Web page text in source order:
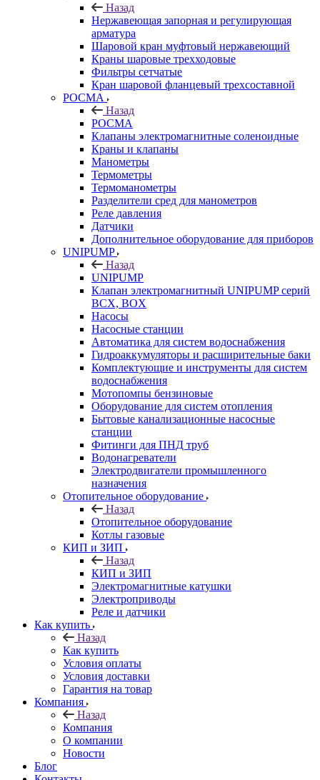
Назад
Нержавеющая запорная и регулирующая
арматура
Шаровой кран муфтовый нержавеющий
Краны шаровые трехходовые
Фильтры сетчатые
Кран шаровой фланцевый трехсоставной
РОСМА
Назад
РОСМА
Клапаны электромагнитные соленоидные
Краны и клапаны
Манометры
Термометры
Термоманометры
Разделители сред для манометров
Реле давления
Датчики
Дополнительное оборудование для приборов
UNIPUMP
Назад
UNIPUMP
Клапан электромагнитный UNIPUMP серий
BCX, BOX
Насосы
Насосные станции
Автоматика для систем водоснабжения
Гидроаккумуляторы и расширительные баки
Комплектующие и инструменты для систем
водоснабжения
Мотопомпы бензиновые
Оборудование для систем отопления
Бытовые канализационные насосные
станции
Фитинги для ПНД труб
Водонагреватели
Электродвигатели промышленного
назначения
Отопительное оборудование
Назад
Отопительное оборудование
Котлы газовые
КИП и ЗИП
Назад
КИП и ЗИП
Электромагнитные катушки
Электроприводы
Реле и датчики
Как купить
Назад
Как купить
Условия оплаты
Условия доставки
Гарантия на товар
Компания
Назад
Компания
О компании
Новости
Блог